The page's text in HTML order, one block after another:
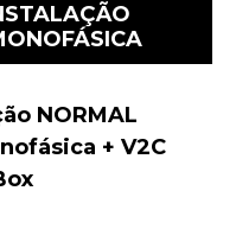
NORMAL
+ V2C